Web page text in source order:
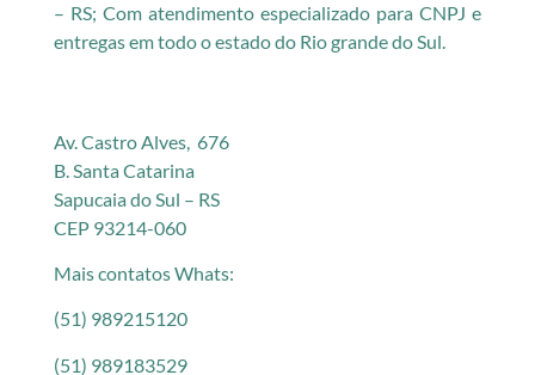
– RS; Com atendimento especializado para CNPJ e
entregas em todo o estado do Rio grande do Sul.
Av. Castro Alves, 676
B. Santa Catarina
Sapucaia do Sul – RS
CEP 93214-060
Mais contatos Whats:
(51) 989215120
(51) 989183529